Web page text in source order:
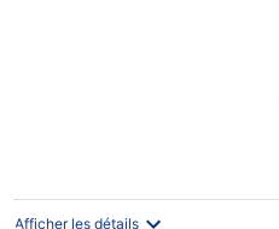
Afficher les détails